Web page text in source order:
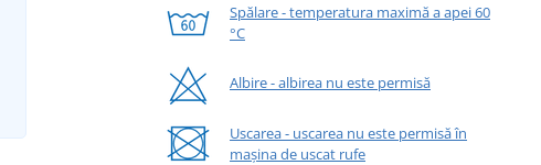
Spălare - temperatura maximă a apei 60
°C
Albire - albirea nu este permisă
Uscarea - uscarea nu este permisă în
mașina de uscat rufe